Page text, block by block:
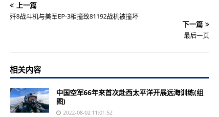
上一篇
歼8战斗机与美军EP-3相撞致81192战机被撞坏
下一篇
最后一页
相关内容
中国空军66年来首次赴西太平洋开展远海训练(组
图)
2022-08-02 11:01:52